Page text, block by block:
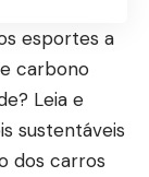
esportes a
carbono
Leia e
sustentáveis
dos carros